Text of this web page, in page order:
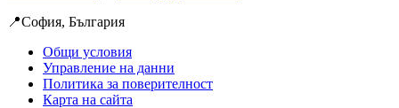
📍София, България
Общи условия
Управление на данни
Политика за поверителност
Карта на сайта